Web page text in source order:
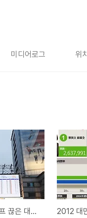
미디어로그 위
지구촌 대선의 첫 테이프 끊은 대만, 마잉지우 총통 연임 성공